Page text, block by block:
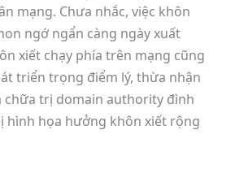
mạng. Chưa nhắc, việc khôn
ngớ ngẩn càng ngày xuất
xiết chạy phía trên mạng cũng
triển trọng điểm lý, thừa nhận
chữa trị domain authority đình
hình họa hưởng khôn xiết rộng